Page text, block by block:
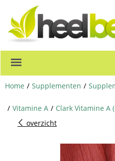
Home / Supplementen /
/ Vitamine A / Clark Vitamine A
overzicht